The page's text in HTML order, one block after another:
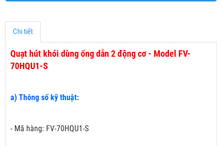
Chi tiết
Quạt hút khói dùng ống dẫn 2 động cơ - Model FV-
70HQU1-S
a) Thông số kỹ thuật:
- Mã hàng: FV-70HQU1-S